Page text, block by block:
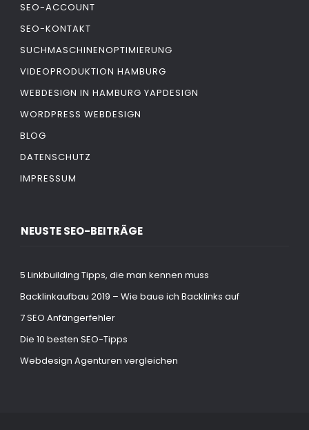
SEO-ACCOUNT
SEO-KONTAKT
SUCHMASCHINENOPTIMIERUNG
VIDEOPRODUKTION HAMBURG
WEBDESIGN IN HAMBURG YAPDESIGN
WORDPRESS WEBDESIGN
BLOG
DATENSCHUTZ
IMPRESSUM
NEUSTE SEO-BEITRÄGE
5 Linkbuilding Tipps, die man kennen muss
Backlinkaufbau 2019 – Wie baue ich Backlinks auf
7 SEO Anfängerfehler
Die 10 besten SEO-Tipps
Webdesign Agenturen vergleichen